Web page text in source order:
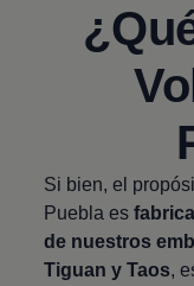
Si bien, el
Puebla es
de nuestros
Tiguan y Taos,